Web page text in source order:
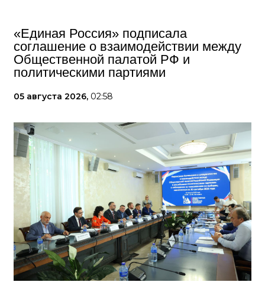
«Единая Россия» подписала
соглашение о взаимодействии между
Общественной палатой РФ и
политическими партиями
05 августа 2026, 02:58